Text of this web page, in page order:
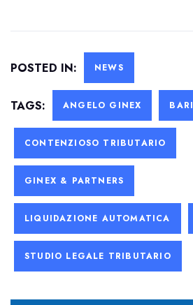
POSTED IN: NEWS
TAGS: ANGELO GINEX BARI
CONTENZIOSO TRIBUTARIO
GINEX & PARTNERS
LIQUIDAZIONE AUTOMATICA
STUDIO LEGALE TRIBUTARIO